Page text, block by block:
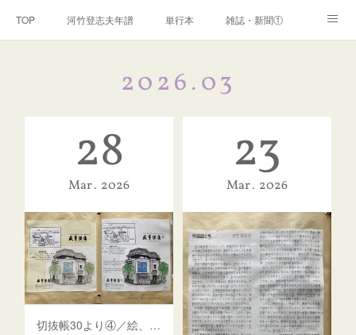
TOP 河竹登志夫年譜 単行本 雑誌・新聞①
閑話
2026.03
28
Mar 2026
切抜帳30より④／絵、俳句など
23
Mar 2026